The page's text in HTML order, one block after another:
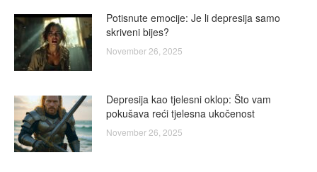
Potisnute emocije: Je li depresija samo
skriveni bijes?
November 26, 2025
Depresija kao tjelesni oklop: Što vam
pokušava reći tjelesna ukočenost
November 26, 2025